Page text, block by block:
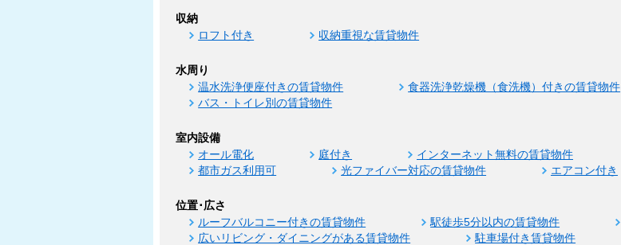
収納
ロフト付き 収納重視な賃貸物件
水周り
温水洗浄便座付きの賃貸物件 食器洗浄乾燥機（食洗機）付きの賃貸物件
バス・トイレ別の賃貸物件
室内設備
オール電化 庭付き インターネット無料の賃貸物件
都市ガス利用可
光ファイバー対応の賃貸物件 エアコン付き
位置･広さ
ルーフバルコニー付きの賃貸物件 駅徒歩5分以内の賃貸物件
広いリビング・ダイニングがある賃貸物件
駐車場付き賃貸物件